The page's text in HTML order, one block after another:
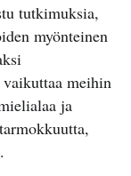
tutkimuksia,
myönteinen
meihin
ja